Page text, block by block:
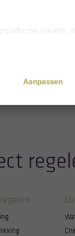
locatie,
of
op onze
op uw
Die zijn
op
Aanpassen